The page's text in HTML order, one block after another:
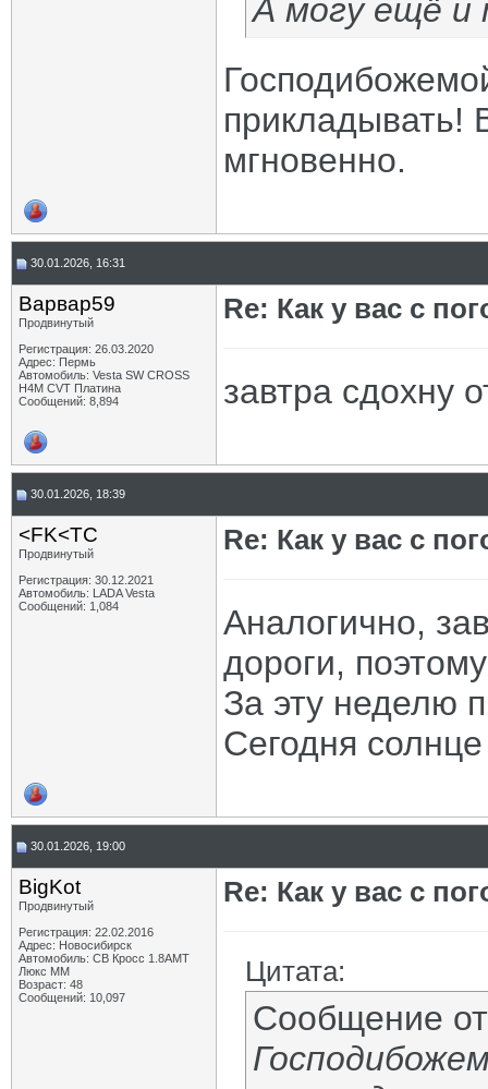
А могу ещё
прикладывать!
мгновенно.
30.01.2026, 16:31
Варвар59
Продвинутый
Регистрация: 26.03.2020
Адрес: Пермь
Автомобиль: Vesta SW CROSS
H4M CVT Платина
Сообщений: 8,894
Re: Как у вас с
завтра сдохну
30.01.2026, 18:39
<FK<TC
Продвинутый
Регистрация: 30.12.2021
Автомобиль: LADA Vesta
Сообщений: 1,084
Re: Как у вас с
Аналогично,
дороги,
За эту неделю
Сегодня
30.01.2026, 19:00
BigKot
Продвинутый
Регистрация: 22.02.2016
Адрес: Новосибирск
Автомобиль: СВ Кросс 1.8АМТ
Люкс ММ
Возраст: 48
Сообщений: 10,097
Re: Как у вас с
Цитата:
Сообщение